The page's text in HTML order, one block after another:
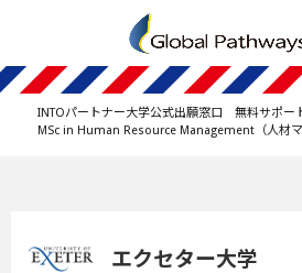
INTOパートナー大学公式出願窓口 無料サポー
MSc in Human Resource Management（人材マ
エクセター大学